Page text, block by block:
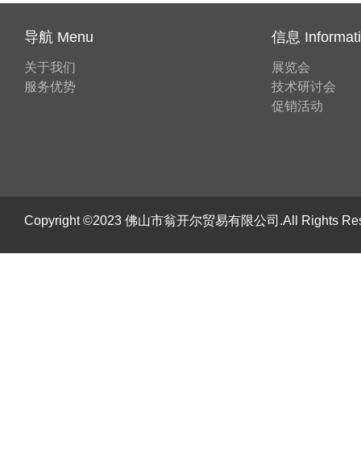
导航 Menu
关于我们
服务优势
信息
展览会
技术研讨会
促销活动
Copyright ©2023 佛山市翁开尔贸易有限公司.All Rights